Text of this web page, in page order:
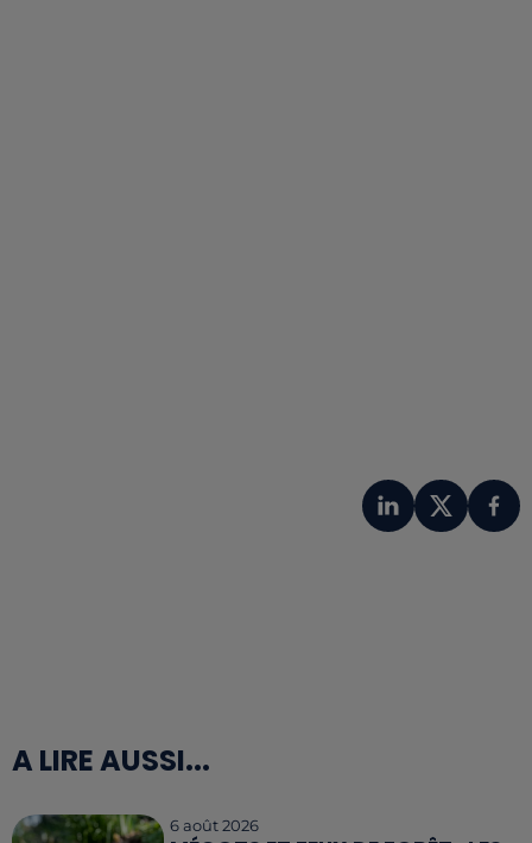
A LIRE AUSSI...
6 août 2026